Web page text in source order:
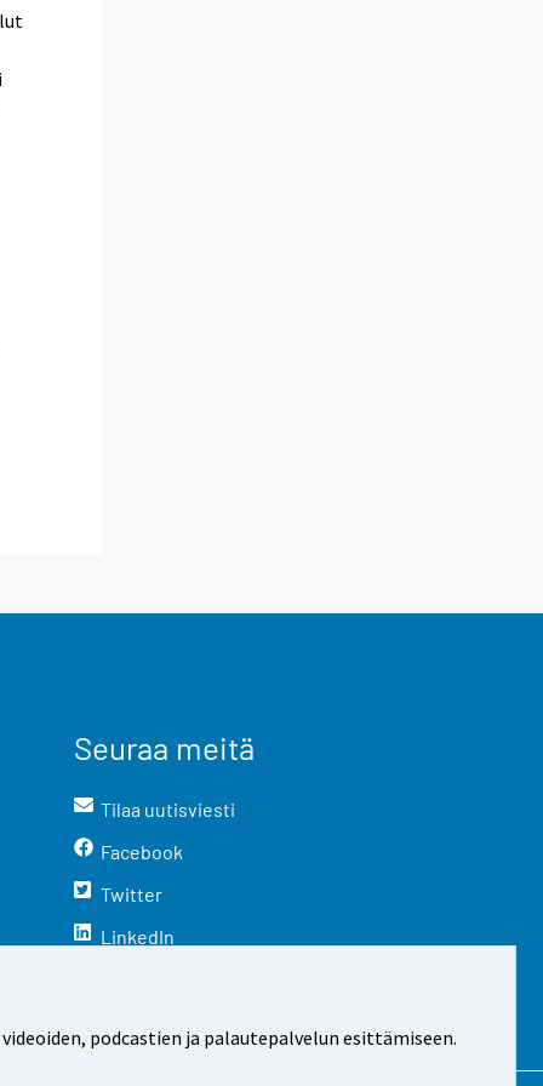
podcastien ja palautepalvelun esittämiseen.
Seuraa meitä
Tilaa uutisviesti
Facebook
Twitter
LinkedIn